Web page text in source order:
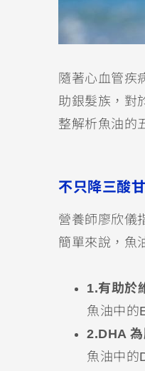
隨著心血管疾
助銀髮族，對
整解析魚油的
不只降三酸
營養師廖欣儀
簡單來說，魚
1.有助於
魚油中的
2.DHA
魚油中的